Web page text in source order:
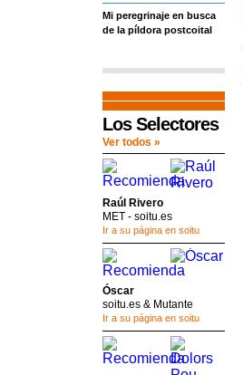
Mi peregrinaje en busca
de la píldora postcoital
Los Selectores
Ver todos »
Raúl Rivero
MET - soitu.es
Ir a su página en soitu
Óscar
soitu.es & Mutante
Ir a su página en soitu